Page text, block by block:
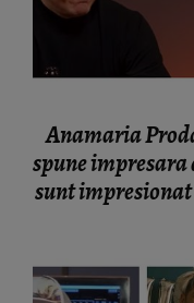
Anamaria
spune
sunt impresionat